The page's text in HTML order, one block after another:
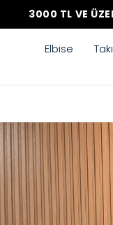
3000 TL VE
Elbise